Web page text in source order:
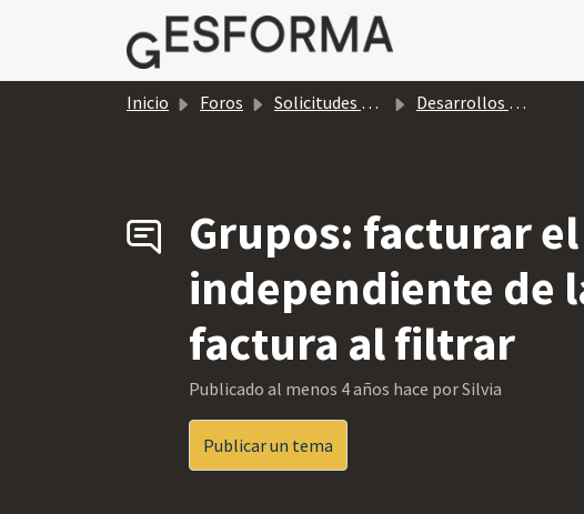
Saltar al contenido principal
Inicio Foros Solicitudes de mejoras gratuitas Desarrollos Gratuitos
Grupos: facturar
independiente de
factura al filtrar
Publicado al menos 4 años hace por Silvia
Publicar un tema